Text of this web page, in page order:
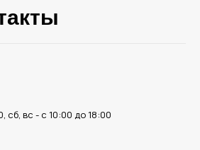
сб, вс - с 10:00 до 18:00